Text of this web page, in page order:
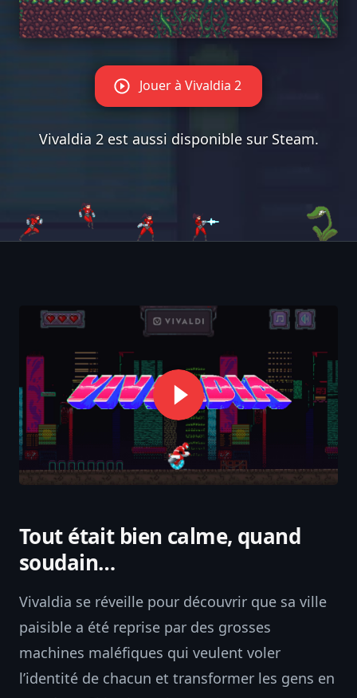
Jouer à Vivaldia 2
Vivaldia 2 est aussi disponible sur Steam.
Tout était bien calme, quand
soudain…
Vivaldia se réveille pour découvrir que sa ville
paisible a été reprise par des grosses
machines maléfiques qui veulent voler
l’identité de chacun et transformer les gens en